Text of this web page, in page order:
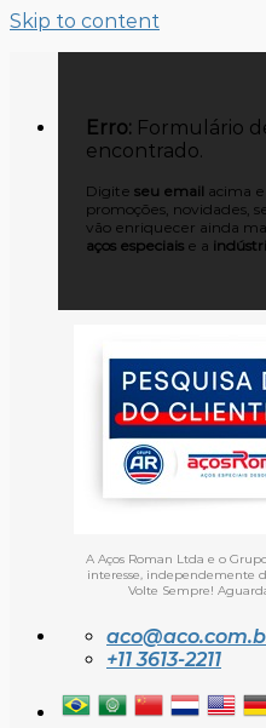
Skip to content
Erro: Formulário
encontrado.
Digite seu email acima
promoções, novidades,
vão enriquecer ainda
aços especiais e a
A Aços Roman Ltda e o
interesse, independemente
Volte Sempre!
+11 3613-2211